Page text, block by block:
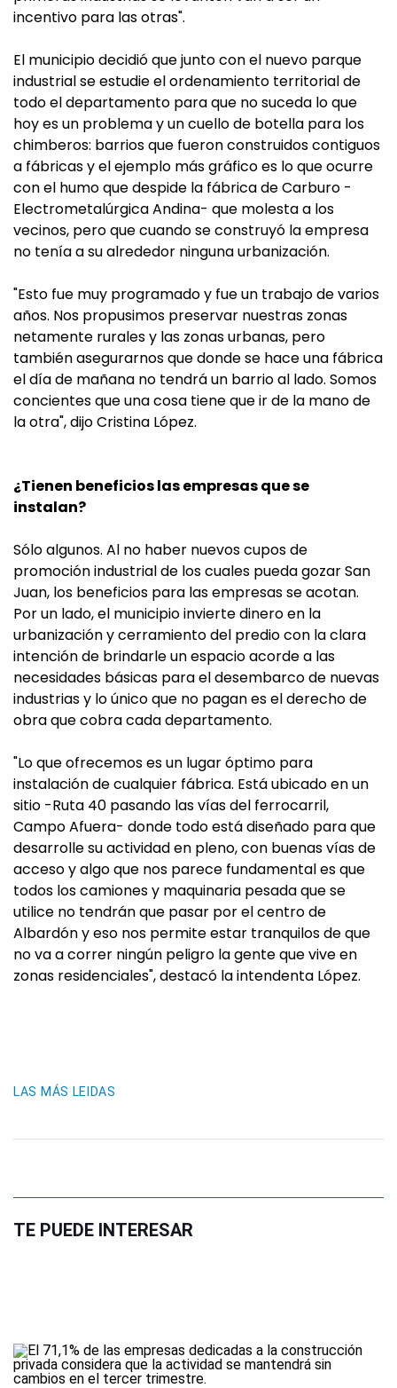
incentivo para las otras".
El municipio decidió que junto con el nuevo parque
industrial se estudie el ordenamiento territorial de
todo el departamento para que no suceda lo que
hoy es un problema y un cuello de botella para los
chimberos: barrios que fueron construidos contiguos
a fábricas y el ejemplo más gráfico es lo que ocurre
con el humo que despide la fábrica de Carburo -
Electrometalúrgica Andina- que molesta a los
vecinos, pero que cuando se construyó la empresa
no tenía a su alrededor ninguna urbanización.
"Esto fue muy programado y fue un trabajo de varios
años. Nos propusimos preservar nuestras zonas
netamente rurales y las zonas urbanas, pero
también asegurarnos que donde se hace una fábrica
el día de mañana no tendrá un barrio al lado. Somos
concientes que una cosa tiene que ir de la mano de
la otra", dijo Cristina López.
¿Tienen beneficios las empresas que se
instalan?
Sólo algunos. Al no haber nuevos cupos de
promoción industrial de los cuales pueda gozar San
Juan, los beneficios para las empresas se acotan.
Por un lado, el municipio invierte dinero en la
urbanización y cerramiento del predio con la clara
intención de brindarle un espacio acorde a las
necesidades básicas para el desembarco de nuevas
industrias y lo único que no pagan es el derecho de
obra que cobra cada departamento.
"Lo que ofrecemos es un lugar óptimo para
instalación de cualquier fábrica. Está ubicado en un
sitio -Ruta 40 pasando las vías del ferrocarril,
Campo Afuera- donde todo está diseñado para que
desarrolle su actividad en pleno, con buenas vías de
acceso y algo que nos parece fundamental es que
todos los camiones y maquinaria pesada que se
utilice no tendrán que pasar por el centro de
Albardón y eso nos permite estar tranquilos de que
no va a correr ningún peligro la gente que vive en
zonas residenciales", destacó la intendenta López.
LAS MÁS LEIDAS
TE PUEDE INTERESAR